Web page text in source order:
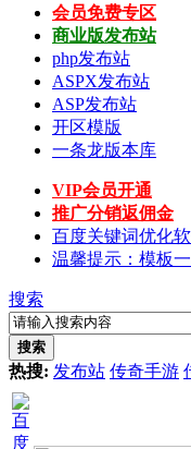
会员免费专区
商业版发布站
php发布站
ASPX发布站
ASP发布站
开区模版
一条龙版本库
VIP会员开通
推广分销返佣金
百度关键词优化
温馨提示：模板
搜索
搜索
热搜: 发布站 传奇手游